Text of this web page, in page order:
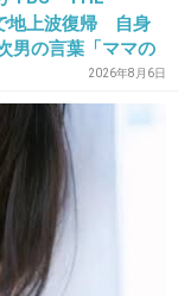
い髪だよね。
地上波復帰 自身
男の言葉「ママの
なら、知りたいん
」
2026年8月6日